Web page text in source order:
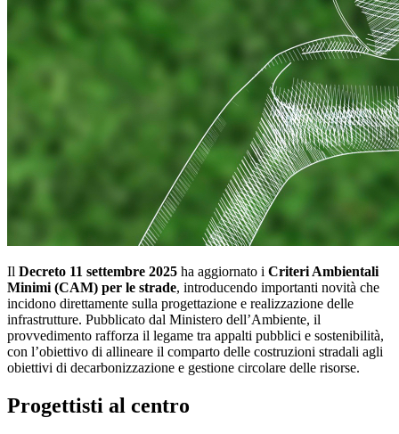
Il Decreto 11 settembre 2025 ha aggiornato i Criteri Ambientali
Minimi (CAM) per le strade, introducendo importanti novità che
incidono direttamente sulla progettazione e realizzazione delle
infrastrutture. Pubblicato dal Ministero dell’Ambiente, il
provvedimento rafforza il legame tra appalti pubblici e sostenibilità,
con l’obiettivo di allineare il comparto delle costruzioni stradali agli
obiettivi di decarbonizzazione e gestione circolare delle risorse.
Progettisti al centro